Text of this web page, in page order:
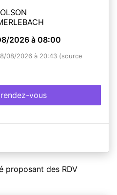
2026 à 08:00
08/2026 à 20:43 (source
vous
proposant des RDV